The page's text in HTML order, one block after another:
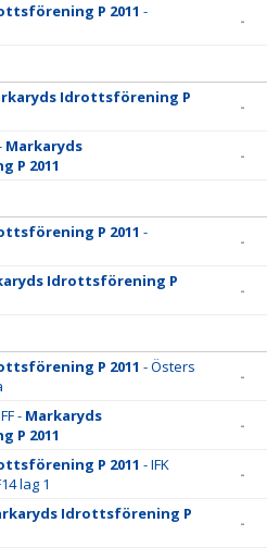
P 2011 -
-
Idrottsförening P
-
Markaryds
P 2011
-
P 2011 -
-
Idrottsförening P
-
P 2011 - Östers
-
- Markaryds
P 2011
-
P 2011 - IFK
lag 1
-
Idrottsförening P
-